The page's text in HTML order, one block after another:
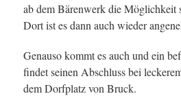
ab dem Bärenwerk die Möglichkeit
Dort ist es dann auch wieder
Genauso kommt es auch und ein
findet seinen Abschluss bei
dem Dorfplatz von Bruck.